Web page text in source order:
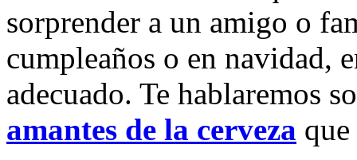
sorprender a un amigo o
cumpleaños o en navidad,
adecuado. Te hablaremos
amantes de la cerveza